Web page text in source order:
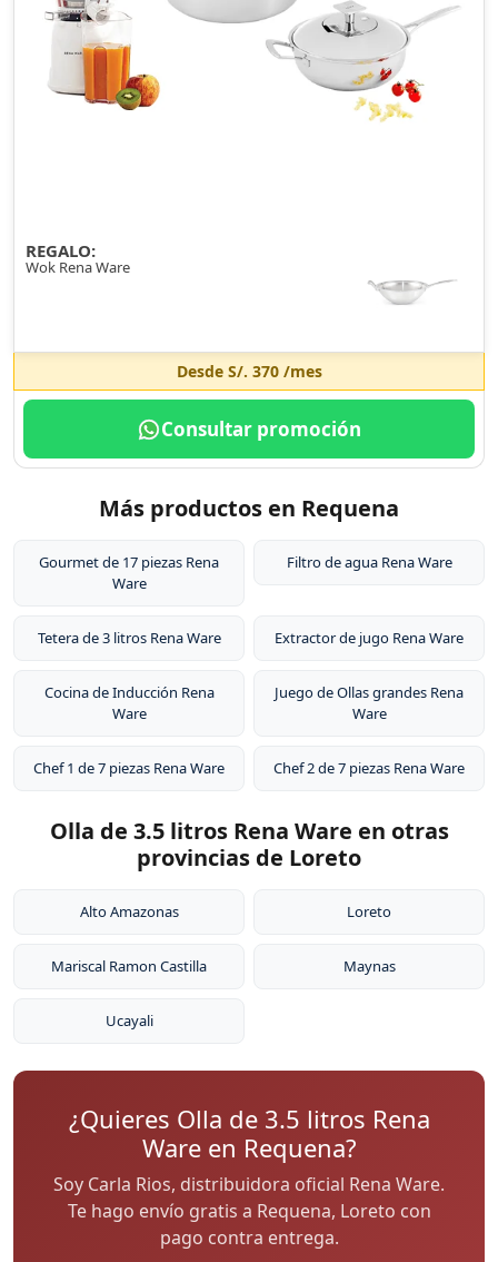
REGALO:
Wok Rena Ware
Desde S/. 370/mes
Consultar promoción
Más productos en Requena
Gourmet de 17 piezas Rena
Ware
Filtro de agua Rena Ware
Tetera de 3 litros Rena Ware Extractor de jugo Rena Ware
Cocina de Inducción Rena
Ware
Juego de Ollas grandes Rena
Ware
Chef 1 de 7 piezas Rena Ware Chef 2 de 7 piezas Rena Ware
Olla de 3.5 litros Rena Ware en otras
provincias de Loreto
Alto Amazonas Loreto
Mariscal Ramon Castilla Maynas
Ucayali
¿Quieres Olla de 3.5 litros Rena
Ware en Requena?
Soy Carla Rios, distribuidora oficial Rena Ware.
Te hago envío gratis a Requena, Loreto con
pago contra entrega.